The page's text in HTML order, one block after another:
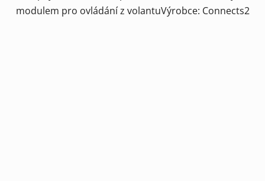
modulem pro ovládání z volantuVýrobce: Connects2